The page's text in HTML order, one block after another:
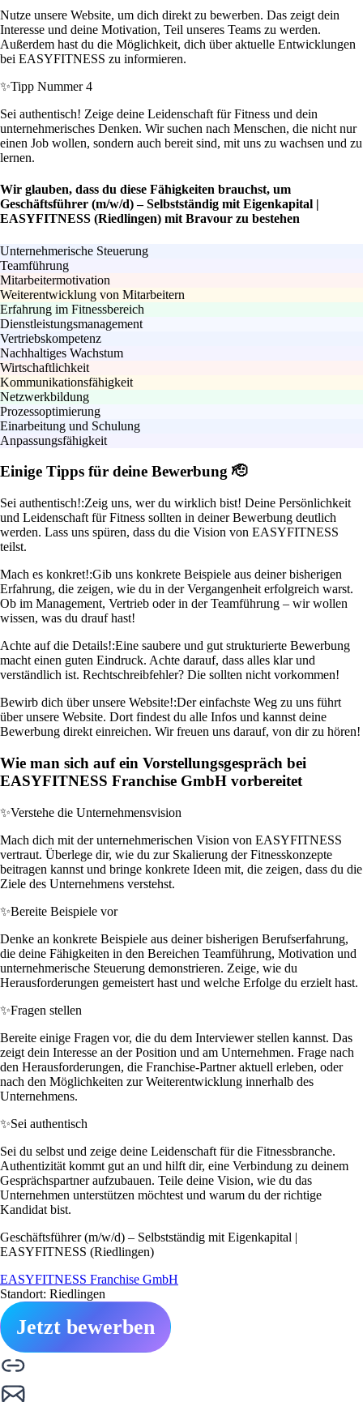
Nutze unsere Website, um dich direkt zu bewerben. Das zeigt dein
Interesse und deine Motivation, Teil unseres Teams zu werden.
Außerdem hast du die Möglichkeit, dich über aktuelle Entwicklungen
bei EASYFITNESS zu informieren.
✨Tipp Nummer 4
Sei authentisch! Zeige deine Leidenschaft für Fitness und dein
unternehmerisches Denken. Wir suchen nach Menschen, die nicht nur
einen Job wollen, sondern auch bereit sind, mit uns zu wachsen und zu
lernen.
Wir glauben, dass du diese Fähigkeiten brauchst, um
Geschäftsführer (m/w/d) – Selbstständig mit Eigenkapital |
EASYFITNESS (Riedlingen) mit Bravour zu bestehen
Unternehmerische Steuerung
Teamführung
Mitarbeitermotivation
Weiterentwicklung von Mitarbeitern
Erfahrung im Fitnessbereich
Dienstleistungsmanagement
Vertriebskompetenz
Nachhaltiges Wachstum
Wirtschaftlichkeit
Kommunikationsfähigkeit
Netzwerkbildung
Prozessoptimierung
Einarbeitung und Schulung
Anpassungsfähigkeit
Einige Tipps für deine Bewerbung 🫡
Sei authentisch!:Zeig uns, wer du wirklich bist! Deine Persönlichkeit
und Leidenschaft für Fitness sollten in deiner Bewerbung deutlich
werden. Lass uns spüren, dass du die Vision von EASYFITNESS
teilst.
Mach es konkret!:Gib uns konkrete Beispiele aus deiner bisherigen
Erfahrung, die zeigen, wie du in der Vergangenheit erfolgreich warst.
Ob im Management, Vertrieb oder in der Teamführung – wir wollen
wissen, was du drauf hast!
Achte auf die Details!:Eine saubere und gut strukturierte Bewerbung
macht einen guten Eindruck. Achte darauf, dass alles klar und
verständlich ist. Rechtschreibfehler? Die sollten nicht vorkommen!
Bewirb dich über unsere Website!:Der einfachste Weg zu uns führt
über unsere Website. Dort findest du alle Infos und kannst deine
Bewerbung direkt einreichen. Wir freuen uns darauf, von dir zu hören!
Wie man sich auf ein Vorstellungsgespräch bei
EASYFITNESS Franchise GmbH vorbereitet
✨Verstehe die Unternehmensvision
Mach dich mit der unternehmerischen Vision von EASYFITNESS
vertraut. Überlege dir, wie du zur Skalierung der Fitnesskonzepte
beitragen kannst und bringe konkrete Ideen mit, die zeigen, dass du die
Ziele des Unternehmens verstehst.
✨Bereite Beispiele vor
Denke an konkrete Beispiele aus deiner bisherigen Berufserfahrung,
die deine Fähigkeiten in den Bereichen Teamführung, Motivation und
unternehmerische Steuerung demonstrieren. Zeige, wie du
Herausforderungen gemeistert hast und welche Erfolge du erzielt hast.
✨Fragen stellen
Bereite einige Fragen vor, die du dem Interviewer stellen kannst. Das
zeigt dein Interesse an der Position und am Unternehmen. Frage nach
den Herausforderungen, die Franchise-Partner aktuell erleben, oder
nach den Möglichkeiten zur Weiterentwicklung innerhalb des
Unternehmens.
✨Sei authentisch
Sei du selbst und zeige deine Leidenschaft für die Fitnessbranche.
Authentizität kommt gut an und hilft dir, eine Verbindung zu deinem
Gesprächspartner aufzubauen. Teile deine Vision, wie du das
Unternehmen unterstützen möchtest und warum du der richtige
Kandidat bist.
Geschäftsführer (m/w/d) – Selbstständig mit Eigenkapital |
EASYFITNESS (Riedlingen)
EASYFITNESS Franchise GmbH
Standort: Riedlingen
Jetzt bewerben